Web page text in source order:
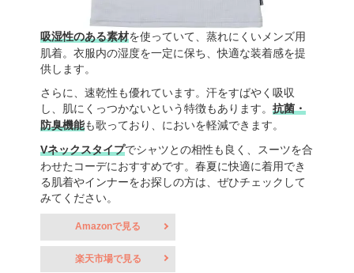
吸湿性のある素材を使っていて、蒸れにくいメンズ用
肌着。衣服内の湿度を一定に保ち、快適な装着感を提
供します。
さらに、速乾性も優れています。汗をすばやく吸収
し、肌にくっつかないという特徴もあります。 抗菌・
防臭機能も歌っており、においを軽減できます。
Vネックスタイプでシャツとの相性も良く、スーツを合
わせたコーデにおすすめです。春夏に快適に着用でき
る肌着やインナーをお探しの方は、ぜひチェックして
みてください。
Amazonで見る
楽天市場で見る